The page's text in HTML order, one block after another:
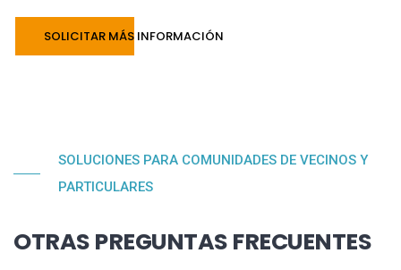
SOLICITAR MÁS INFORMACIÓN
SOLUCIONES PARA COMUNIDADES DE VECINOS Y
PARTICULARES
OTRAS PREGUNTAS FRECUENTES